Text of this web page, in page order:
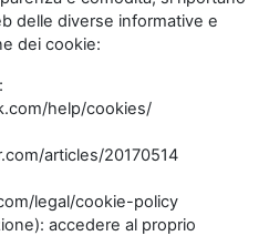
delle diverse informative e
dei cookie:
help/cookies/
articles/20170514
legal/cookie-policy
accedere al proprio